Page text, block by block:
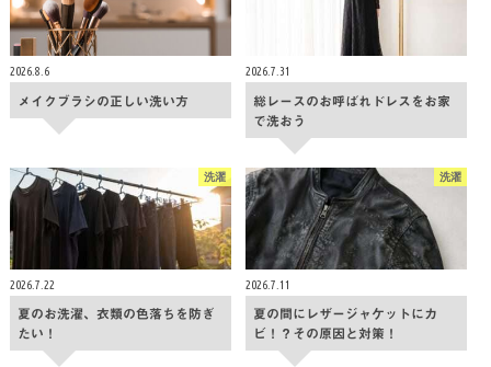
2026.8.6
メイクブラシの正しい洗い方
2026.7.31
総レースのお呼ばれドレスをお家
で洗おう
洗濯
2026.7.22
夏のお洗濯、衣類の色落ちを防ぎ
たい！
洗濯
2026.7.11
夏の間にレザージャケットにカ
ビ！？その原因と対策！